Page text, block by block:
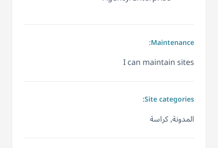
Maintenance:
I can maintain sites
Site categories:
المدونة, كراسة